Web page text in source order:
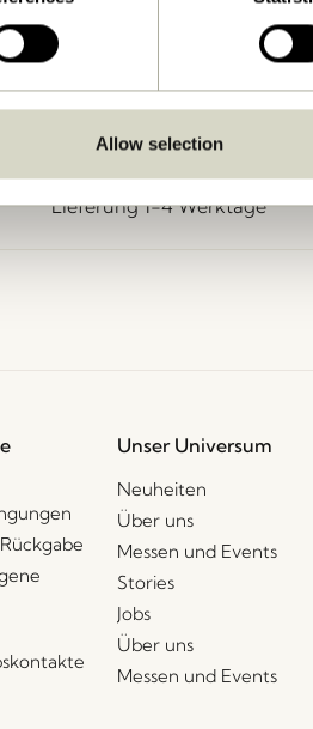
Allow selection
Lieferung 1-4 Werktage
Unser Universum
Neuheiten
Über uns
Messen und Events
Stories
Jobs
Über uns
Messen und Events